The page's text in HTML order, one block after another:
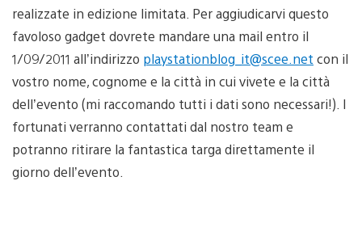
realizzate in edizione limitata. Per aggiudicarvi questo
favoloso gadget dovrete mandare una mail entro il
1/09/2011 all’indirizzo playstationblog_it@scee.net con il
vostro nome, cognome e la città in cui vivete e la città
dell’evento (mi raccomando tutti i dati sono necessari!). I
fortunati verranno contattati dal nostro team e
potranno ritirare la fantastica targa direttamente il
giorno dell’evento.